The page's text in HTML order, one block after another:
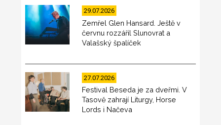
29.07.2026
Zemřel Glen Hansard. Ještě v
červnu rozzářil Slunovrat a
Valašský špalíček
27.07.2026
Festival Beseda je za dveřmi. V
Tasově zahrají Liturgy, Horse
Lords i Načeva